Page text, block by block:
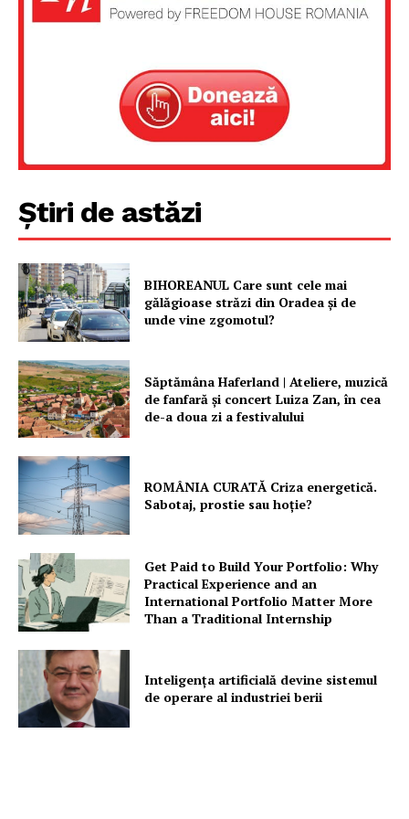
Știri de astăzi
BIHOREANUL Care sunt cele mai
gălăgioase străzi din Oradea și de
unde vine zgomotul?
Săptămâna Haferland | Ateliere, muzică
de fanfară şi concert Luiza Zan, în cea
de-a doua zi a festivalului
ROMÂNIA CURATĂ Criza energetică.
Sabotaj, prostie sau hoție?
Get Paid to Build Your Portfolio: Why
Practical Experience and an
International Portfolio Matter More
Than a Traditional Internship
Inteligența artificială devine sistemul
de operare al industriei berii